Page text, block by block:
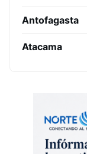
Antofagasta
Atacama